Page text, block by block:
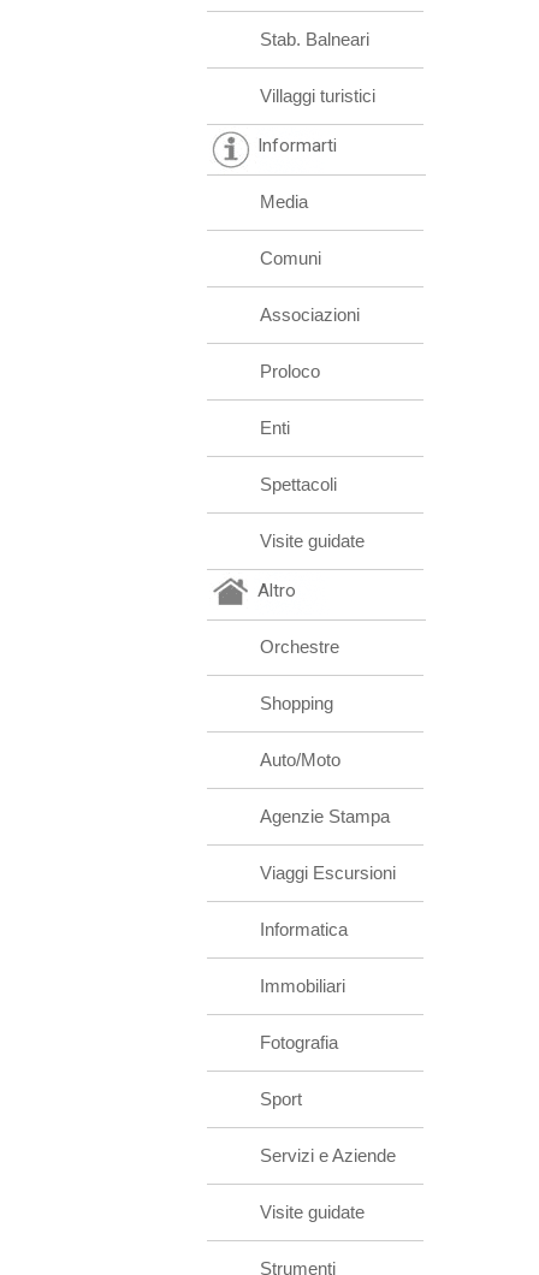
Stab. Balneari
Villaggi turistici
Informarti
Media
Comuni
Associazioni
Proloco
Enti
Spettacoli
Visite guidate
Altro
Orchestre
Shopping
Auto/Moto
Agenzie Stampa
Viaggi Escursioni
Informatica
Immobiliari
Fotografia
Sport
Servizi e Aziende
Visite guidate
Strumenti